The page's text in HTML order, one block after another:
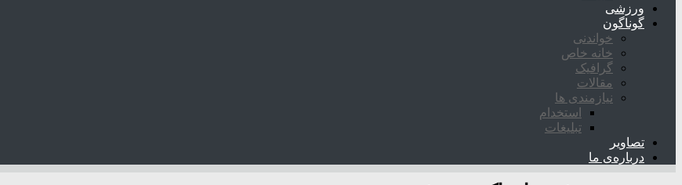
ورزشی
گوناگون
خواندنی
خانه خاص
گرافیک
مقالات
نیازمندی ها
استخدام
تبلیغات
تصاویر
درباره‌ی ما